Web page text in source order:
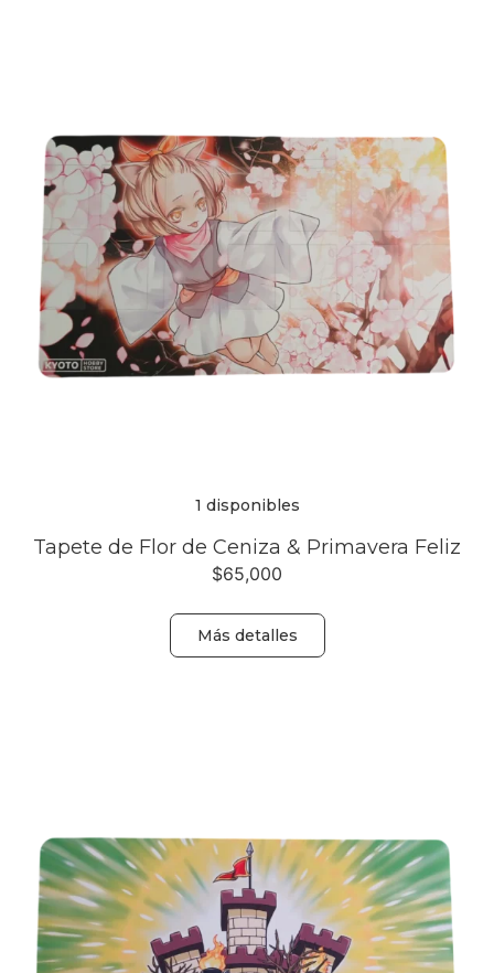
1 disponibles
Tapete de Flor de Ceniza & Primavera Feliz
$65,000
Más detalles